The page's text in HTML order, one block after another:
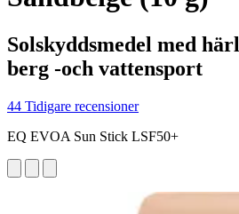
Solskyddsmedel med
berg -och vattensport
44 Tidigare recensioner
EQ EVOA Sun Stick LSF50+